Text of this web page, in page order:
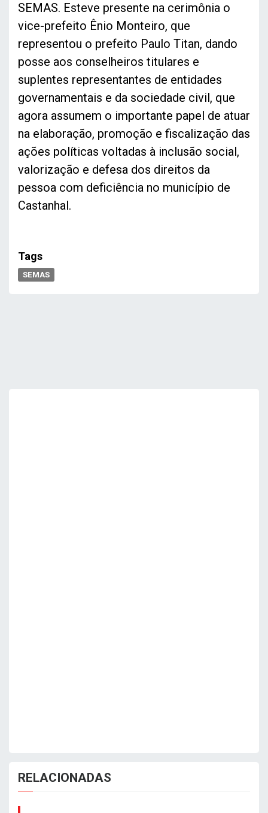
SEMAS. Esteve presente na cerimônia o
vice-prefeito Ênio Monteiro, que
representou o prefeito Paulo Titan, dando
posse aos conselheiros titulares e
suplentes representantes de entidades
governamentais e da sociedade civil, que
agora assumem o importante papel de atuar
na elaboração, promoção e fiscalização das
ações políticas voltadas à inclusão social,
valorização e defesa dos direitos da
pessoa com deficiência no município de
Castanhal.
Tags
SEMAS
RELACIONADAS